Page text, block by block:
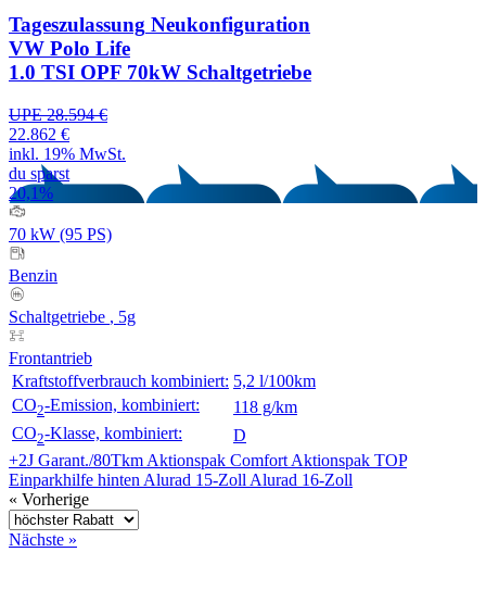
Tageszulassung Neukonfiguration
VW Polo Life
1.0 TSI OPF 70kW Schaltgetriebe
UPE 28.594 €
22.862 €
inkl. 19% MwSt.
du sparst
20,1%
70 kW (95 PS)
Benzin
Schaltgetriebe , 5g
Frontantrieb
Kraftstoffverbrauch kombiniert: 5,2 l/100km
CO2-Emission, kombiniert:
118 g/km
CO2-Klasse, kombiniert:
D
+2J Garant./80Tkm Aktionspak Comfort Aktionspak TOP
Einparkhilfe hinten Alurad 15-Zoll Alurad 16-Zoll
« Vorherige
Nächste »